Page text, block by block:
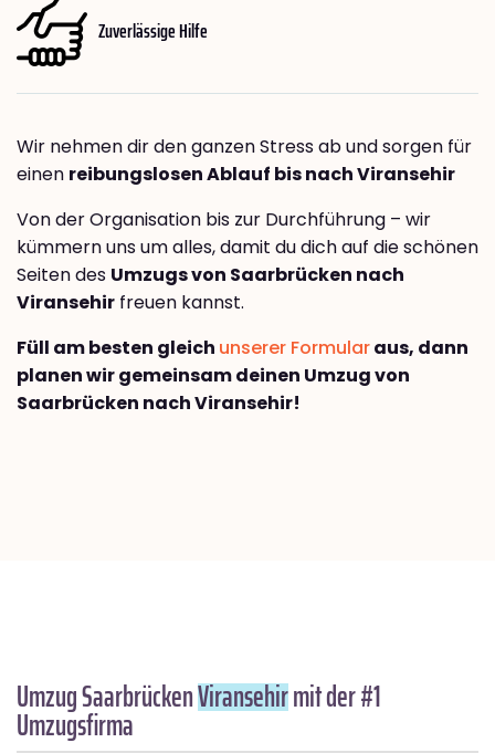
Zuverlässige Hilfe
Wir nehmen dir den ganzen Stress ab und sorgen für
einen reibungslosen Ablauf bis nach Viransehir
Von der Organisation bis zur Durchführung – wir
kümmern uns um alles, damit du dich auf die schönen
Seiten des Umzugs von Saarbrücken nach
Viransehir freuen kannst.
Füll am besten gleich unserer Formularaus, dann
planen wir gemeinsam deinen Umzug von
Saarbrücken nach Viransehir!
Umzug SaarbrückenViransehirmit der #1
Umzugsfirma